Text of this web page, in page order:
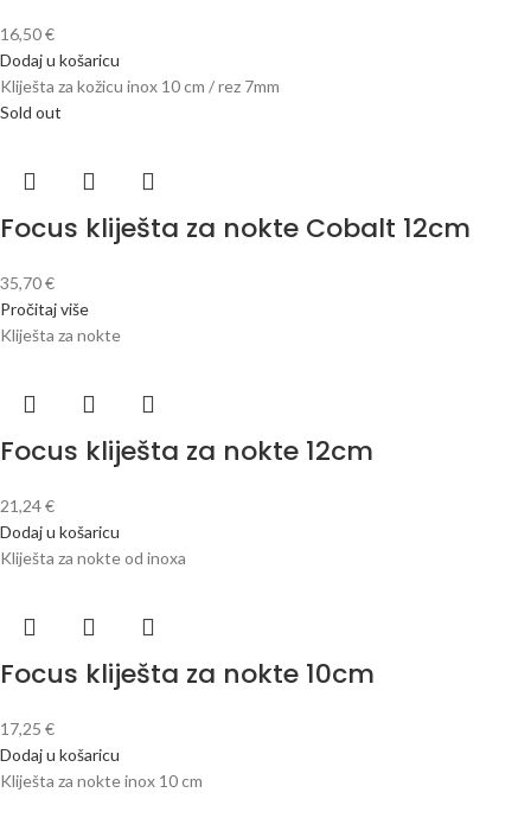
16,50€
Dodaj u košaricu
Kliješta za kožicu inox 10 cm / rez 7mm
Sold out
Focus kliješta za nokte Cobalt 12cm
35,70€
Pročitaj više
Kliješta za nokte
Focus kliješta za nokte 12cm
21,24€
Dodaj u košaricu
Kliješta za nokte od inoxa
Focus kliješta za nokte 10cm
17,25 €
Dodaj u košaricu
Kliješta za nokte inox 10 cm